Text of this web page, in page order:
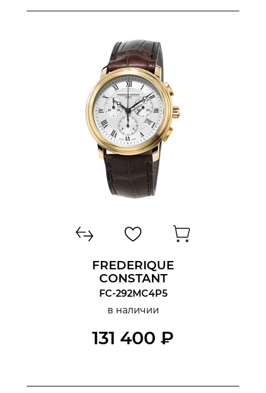
FREDERIQUE
CONSTANT
FC-292MC4P5
в наличии
131 400 ₽